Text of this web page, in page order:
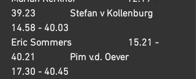
39.23              Stefan v Kollenburg
14.58 - 40.03
Eric Sommers                       15.21 -
40.21              Pim v.d. Oever
17.30 - 40.45